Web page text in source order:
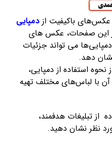
باکیفیت ازدمپایی
این صفحات، عکس های
می تواند جزئیات
دهد.
استفاده از دمپایی،
با لباس‌های مختلف تهیه
از تبلیغات هدفمند،
نظر نشان دهید.